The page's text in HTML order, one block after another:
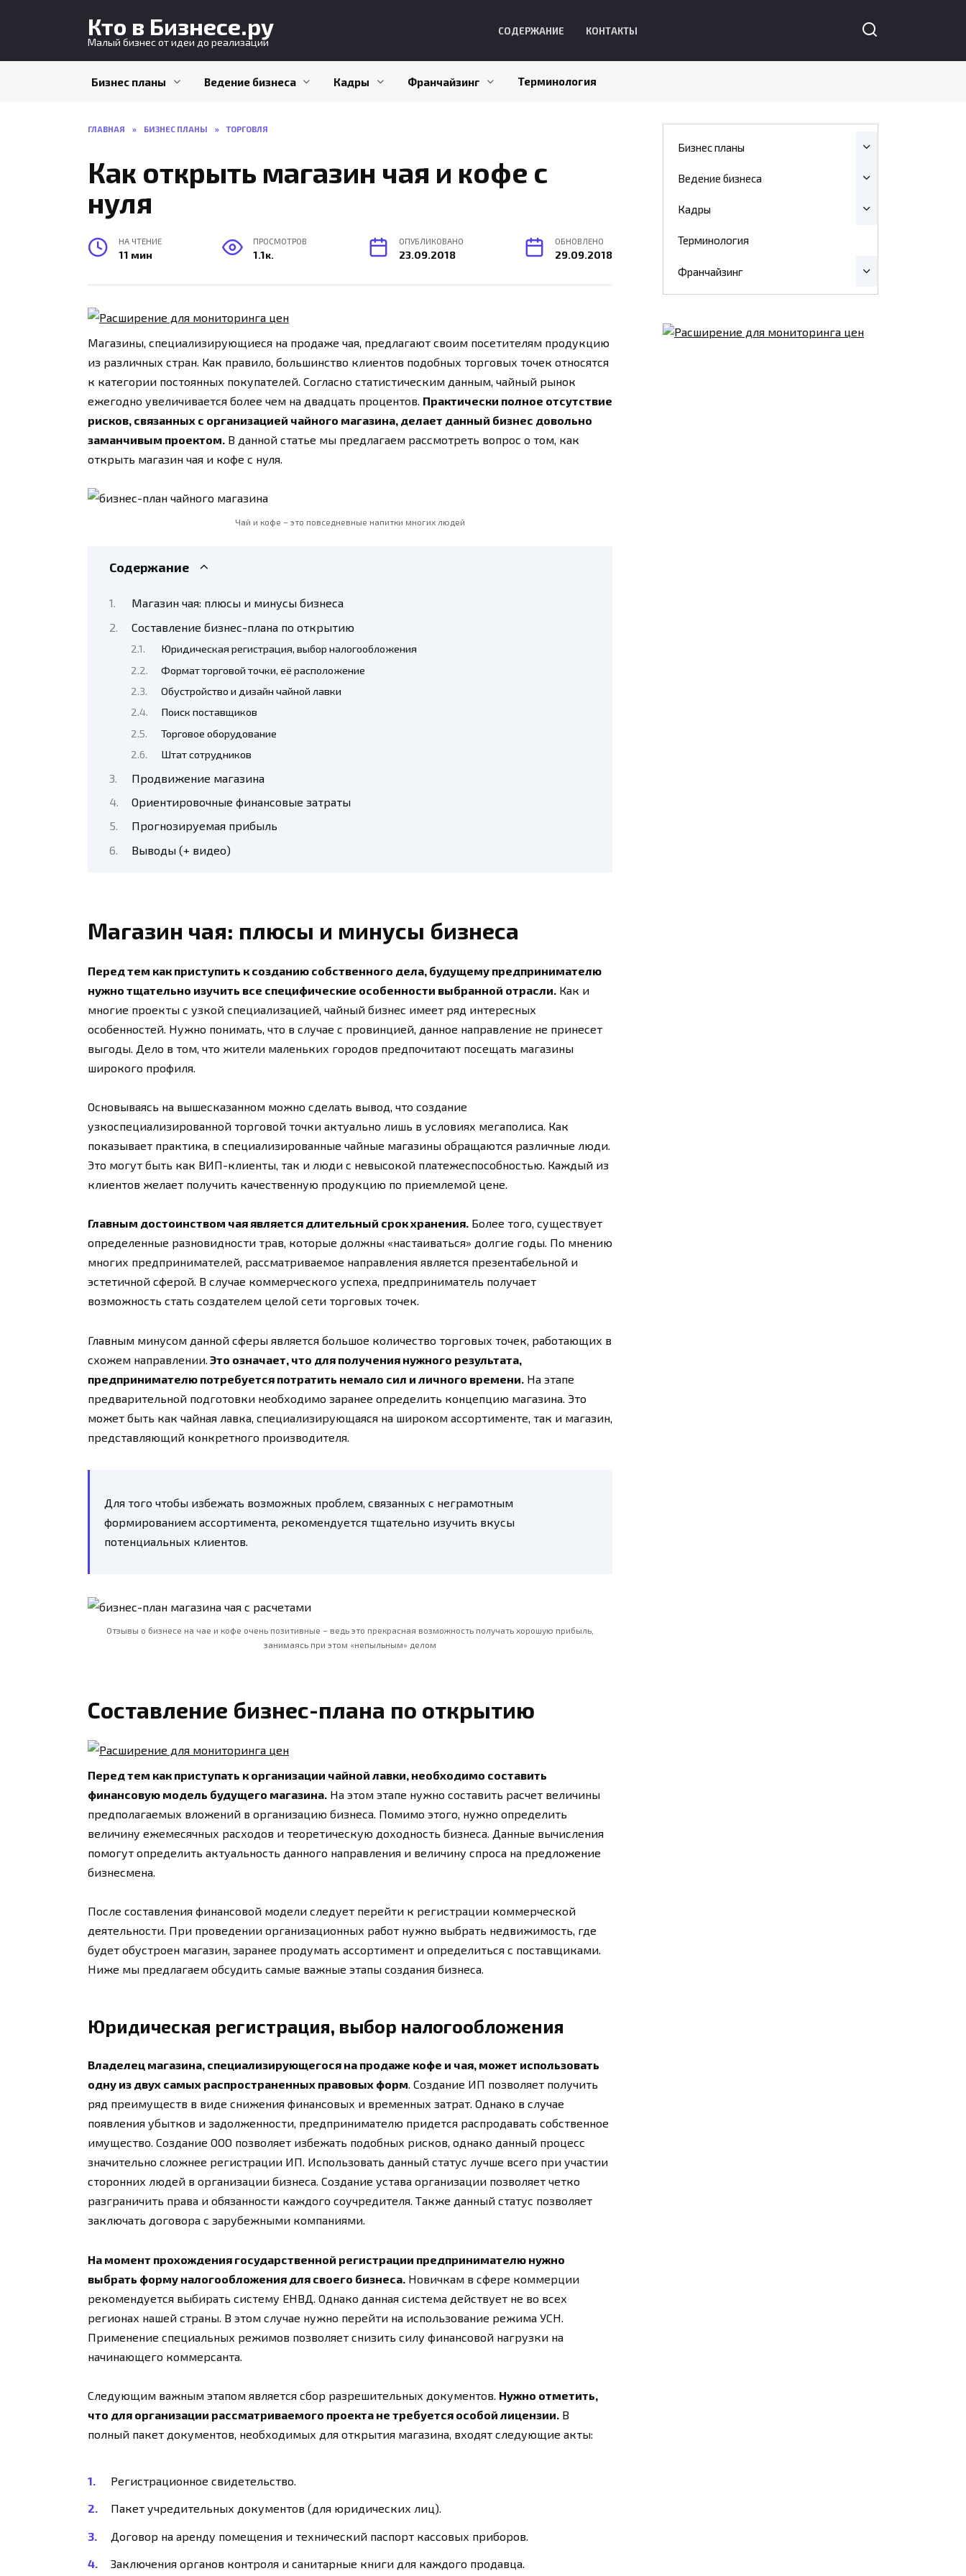
Кто в Бизнесе.ру
Малый бизнес от идеи до реализации
СОДЕРЖАНИЕ КОНТАКТЫ
Бизнес планы Ведение бизнеса Кадры Франчайзинг Терминология
ГЛАВНАЯ » БИЗНЕС ПЛАНЫ » ТОРГОВЛЯ
Как открыть магазин чая и кофе с
нуля
НА ЧТЕНИЕ
11 мин
ПРОСМОТРОВ
1.1к.
ОПУБЛИКОВАНО
23.09.2018
ОБНОВЛЕНО
29.09.2018
Магазины, специализирующиеся на продаже чая, предлагают своим посетителям продукцию
из различных стран. Как правило, большинство клиентов подобных торговых точек относятся
к категории постоянных покупателей. Согласно статистическим данным, чайный рынок
ежегодно увеличивается более чем на двадцать процентов. Практически полное отсутствие
рисков, связанных с организацией чайного магазина, делает данный бизнес довольно
заманчивым проектом. В данной статье мы предлагаем рассмотреть вопрос о том, как
открыть магазин чая и кофе с нуля.
Чай и кофе – это повседневные напитки многих людей
Содержание
Магазин чая: плюсы и минусы бизнеса
Составление бизнес-плана по открытию
Юридическая регистрация, выбор налогообложения
Формат торговой точки, её расположение
Обустройство и дизайн чайной лавки
Поиск поставщиков
Торговое оборудование
Штат сотрудников
Продвижение магазина
Ориентировочные финансовые затраты
Прогнозируемая прибыль
Выводы (+ видео)
Магазин чая: плюсы и минусы бизнеса
Перед тем как приступить к созданию собственного дела, будущему предпринимателю
нужно тщательно изучить все специфические особенности выбранной отрасли. Как и
многие проекты с узкой специализацией, чайный бизнес имеет ряд интересных
особенностей. Нужно понимать, что в случае с провинцией, данное направление не принесет
выгоды. Дело в том, что жители маленьких городов предпочитают посещать магазины
широкого профиля.
Основываясь на вышесказанном можно сделать вывод, что создание
узкоспециализированной торговой точки актуально лишь в условиях мегаполиса. Как
показывает практика, в специализированные чайные магазины обращаются различные люди.
Это могут быть как ВИП-клиенты, так и люди с невысокой платежеспособностью. Каждый из
клиентов желает получить качественную продукцию по приемлемой цене.
Главным достоинством чая является длительный срок хранения. Более того, существует
определенные разновидности трав, которые должны «настаиваться» долгие годы. По мнению
многих предпринимателей, рассматриваемое направления является презентабельной и
эстетичной сферой. В случае коммерческого успеха, предприниматель получает
возможность стать создателем целой сети торговых точек.
Главным минусом данной сферы является большое количество торговых точек, работающих в
схожем направлении. Это означает, что для получения нужного результата,
предпринимателю потребуется потратить немало сил и личного времени. На этапе
предварительной подготовки необходимо заранее определить концепцию магазина. Это
может быть как чайная лавка, специализирующаяся на широком ассортименте, так и магазин,
представляющий конкретного производителя.
Для того чтобы избежать возможных проблем, связанных с неграмотным
формированием ассортимента, рекомендуется тщательно изучить вкусы
потенциальных клиентов.
Отзывы о бизнесе на чае и кофе очень позитивные – ведь это прекрасная возможность получать хорошую прибыль,
занимаясь при этом «непыльным» делом
Составление бизнес-плана по открытию
Перед тем как приступать к организации чайной лавки, необходимо составить
финансовую модель будущего магазина. На этом этапе нужно составить расчет величины
предполагаемых вложений в организацию бизнеса. Помимо этого, нужно определить
величину ежемесячных расходов и теоретическую доходность бизнеса. Данные вычисления
помогут определить актуальность данного направления и величину спроса на предложение
бизнесмена.
После составления финансовой модели следует перейти к регистрации коммерческой
деятельности. При проведении организационных работ нужно выбрать недвижимость, где
будет обустроен магазин, заранее продумать ассортимент и определиться с поставщиками.
Ниже мы предлагаем обсудить самые важные этапы создания бизнеса.
Юридическая регистрация, выбор налогообложения
Владелец магазина, специализирующегося на продаже кофе и чая, может использовать
одну из двух самых распространенных правовых форм. Создание ИП позволяет получить
ряд преимуществ в виде снижения финансовых и временных затрат. Однако в случае
появления убытков и задолженности, предпринимателю придется распродавать собственное
имущество. Создание ООО позволяет избежать подобных рисков, однако данный процесс
значительно сложнее регистрации ИП. Использовать данный статус лучше всего при участии
сторонних людей в организации бизнеса. Создание устава организации позволяет четко
разграничить права и обязанности каждого соучредителя. Также данный статус позволяет
заключать договора с зарубежными компаниями.
На момент прохождения государственной регистрации предпринимателю нужно
выбрать форму налогообложения для своего бизнеса. Новичкам в сфере коммерции
рекомендуется выбирать систему ЕНВД. Однако данная система действует не во всех
регионах нашей страны. В этом случае нужно перейти на использование режима УСН.
Применение специальных режимов позволяет снизить силу финансовой нагрузки на
начинающего коммерсанта.
Следующим важным этапом является сбор разрешительных документов. Нужно отметить,
что для организации рассматриваемого проекта не требуется особой лицензии. В
полный пакет документов, необходимых для открытия магазина, входят следующие акты:
Регистрационное свидетельство.
Пакет учредительных документов (для юридических лиц).
Договор на аренду помещения и технический паспорт кассовых приборов.
Заключения органов контроля и санитарные книги для каждого продавца.
Бизнес планы
Ведение бизнеса
Кадры
Терминология
Франчайзинг